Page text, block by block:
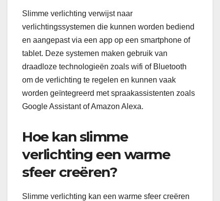
Slimme verlichting verwijst naar
verlichtingssystemen die kunnen worden bediend
en aangepast via een app op een smartphone of
tablet. Deze systemen maken gebruik van
draadloze technologieën zoals wifi of Bluetooth
om de verlichting te regelen en kunnen vaak
worden geïntegreerd met spraakassistenten zoals
Google Assistant of Amazon Alexa.
Hoe kan slimme
verlichting een warme
sfeer creëren?
Slimme verlichting kan een warme sfeer creëren